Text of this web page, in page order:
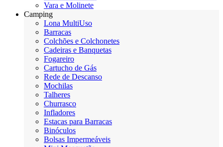
Vara e Molinete
Camping
Lona MultiUso
Barracas
Colchões e Colchonetes
Cadeiras e Banquetas
Fogareiro
Cartucho de Gás
Rede de Descanso
Mochilas
Talheres
Churrasco
Infladores
Estacas para Barracas
Binóculos
Bolsas Impermeáveis